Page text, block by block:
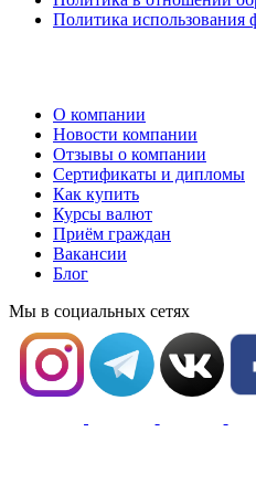
Политика использования
О компании
Новости компании
Отзывы о компании
Сертификаты и дипломы
Как купить
Курсы валют
Приём граждан
Вакансии
Блог
Мы в социальных сетях